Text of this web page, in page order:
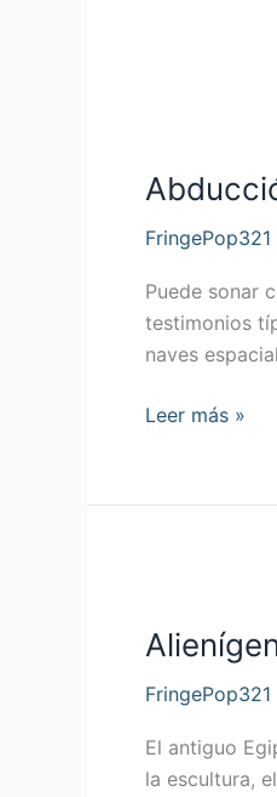
Puede sonar
testimonios
naves
¿Qué
Pasando
Realmente?
Leer más »
El antiguo
la escultura,
el
Egipto